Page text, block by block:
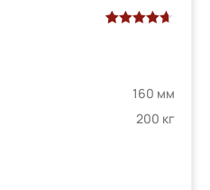
опроса
пользователей
160 мм
200 кг